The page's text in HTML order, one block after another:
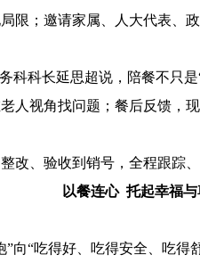
限；邀请家属、人大代表、
科科长延思超说，陪餐不只
人视角找问题；餐后反馈，
改、验收到销号，全程跟踪
以餐连心 托起幸福
向“吃得好、吃得安全、吃得